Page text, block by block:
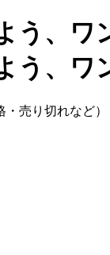
売り切れなど）